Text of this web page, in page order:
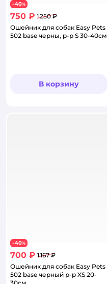
−40%
750 ₽ 1 250 ₽
Ошейник для собак Easy Pets
502 base черны, р-р S 30-40см
В корзину
−40%
700 ₽ 1 167 ₽
Ошейник для собак Easy Pets
502 base черный р-р XS 20-
30см